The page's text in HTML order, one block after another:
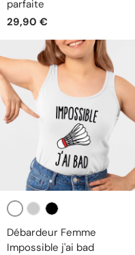
parfaite
29,90 €
Blanc
Débardeur Femme
Impossible j'ai bad